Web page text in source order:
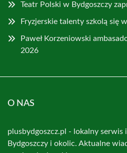
Teatr Polski w Bydgoszczy
Fryzjerskie talenty szkolą się
Paweł Korzeniowski
2026
O NAS
plusbydgoszcz.pl - lokalny serwis
Bydgoszczy i okolic. Aktualne